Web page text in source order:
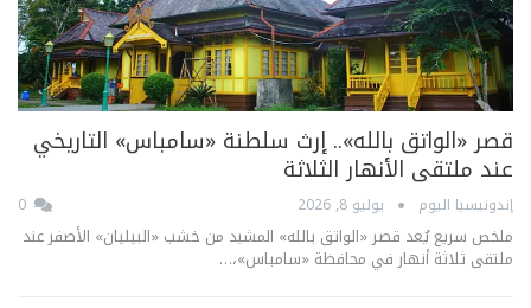
قصر «الواتق بالله».. إرث سلطنة «سامباس» التاريخي
عند ملتقى الأنهار الثلاثة
إندونيسيا اليوم يوليو 8, 2026
ملخص سريع يُعد قصر «الواتق بالله» المشيد من خشب «البيليان» الأصفر عند
ملتقى ثلاثة أنهار في محافظة «سامباس»،…